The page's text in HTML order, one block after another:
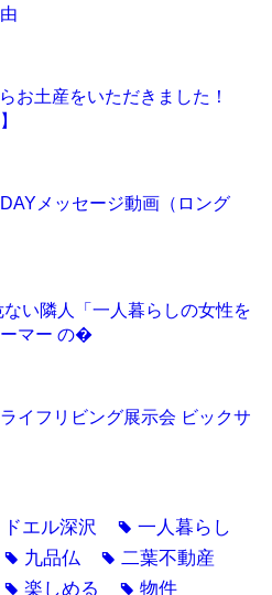
お土産をいただきました！
メッセージ動画（ロング
ない隣人「一人暮らしの女性を
マー の�
イフリビング展示会 ビックサ
ドエル深沢 tag一人暮らし
tag 九品仏 tag 二葉不動産
tag楽しめる tag物件